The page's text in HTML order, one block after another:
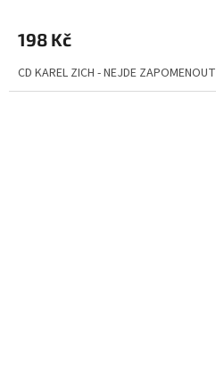
198 Kč
CD KAREL ZICH - NEJDE ZAPOMENOUT